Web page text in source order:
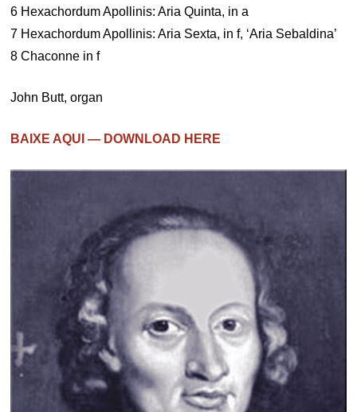
6 Hexachordum Apollinis: Aria Quinta, in a
7 Hexachordum Apollinis: Aria Sexta, in f, ‘Aria Sebaldina’
8 Chaconne in f
John Butt, organ
BAIXE AQUI — DOWNLOAD HERE